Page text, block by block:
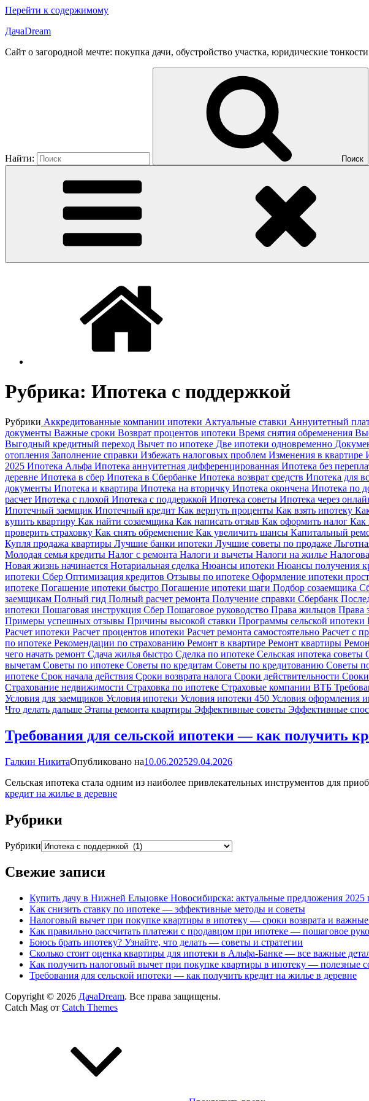
Перейти к содержимому
ДачаDream
Сайт о загородной мечте: покупка дачи, обустройство участка, юридические
Найти: Поиск
Рубрика: Ипотека с поддержкой
Рубрики Аккредитованные компании ипотеки Актуальные ставки Аннуитетный
документы Важные сроки Возврат процентов ипотеки Время снятия обременения
Выгодный кредитный переход Вычет по ипотеке Две ипотеки одновременно
отопления Заполнение справки Избежать налоговых проблем Изменения в квартире
2025 Ипотека Альфа Ипотека аннуитетная дифференцированная Ипотека без
деревне Ипотека в сбер Ипотека в Сбербанке Ипотека возврат средств Ипотека для
документы Ипотека и квартира Ипотека на вторичку Ипотека окончена Ипотека по
расчет Ипотека с плохой Ипотека с поддержкой Ипотека советы Ипотека через
Ипотечный заемщик Ипотечный кредит Как вернуть проценты Как взять ипотеку
купить квартиру Как найти созаемщика Как написать отзыв Как оформить налог Как
проверить страховку Как снять обременение Как увеличить шансы Капитальный
Купля продажа квартиры Лучшие банки ипотеки Лучшие советы по продаже
Молодая семья кредиты Налог с ремонта Налоги и вычеты Налоги на жилье
Новая жизнь начинается Нотариальная сделка Нюансы ипотеки Нюансы получения
ипотеки Сбер Оптимизация кредитов Отзывы по ипотеке Оформление ипотеки
ипотеке Погашение ипотеки быстро Погашение ипотеки шаги Подбор созаемщика
заемщикам Полный гид Полный расчет ремонта Получение справки Сбербанк
ипотеки Пошаговая инструкция Сбер Пошаговое руководство Права жильцов Права
Примеры успешных отзывы Причины высокой ставки Программы сельской ипотеки
Расчет ипотеки Расчет процентов ипотеки Расчет ремонта самостоятельно Расчет с
по ипотеке Рекомендации по страхованию Ремонт в квартире Ремонт квартиры
чего начать ремонт Сдача жилья быстро Сделка по ипотеке Сельская ипотека советы
вычетам Советы по ипотеке Советы по кредитам Советы по кредитованию Советы
ипотеке Срок начала действия Сроки возврата налога Сроки действительности
Страхование недвижимости Страховка по ипотеке Страховые компании ВТБ
Условия для заемщиков Условия ипотеки Условия ипотеки 450 Условия оформления
Что делать дальше Этапы ремонта квартиры Эффективные советы Эффективные
Требования для сельской ипотеки — как получить
Галкин НикитаОпубликовано на10.06.202529.04.2026
Сельская ипотека стала одним из наиболее привлекательных инструментов для
кредит на жилье в деревне
Рубрики
Рубрики
Свежие записи
Купить дачу в Нижней Ельцовке Новосибирска: актуальные предложения 2025
Как снизить ставку по ипотеке — эффективные методы и советы
Налоговый вычет при покупке квартиры в ипотеку — сроки возврата и
Как правильно рассчитать платежи с продавцом при ипотеке — пошаговое
Боюсь брать ипотеку? Узнайте, что делать — советы и стратегии
Сколько стоит оценка квартиры для ипотеки в Альфа-Банке — все важные
Как получить налоговый вычет при покупке квартиры в ипотеку — полезные
Требования для сельской ипотеки — как получить кредит на жилье в деревне
Copyright © 2026 ДачаDream. Все права защищены.
Catch Mag от Catch Themes